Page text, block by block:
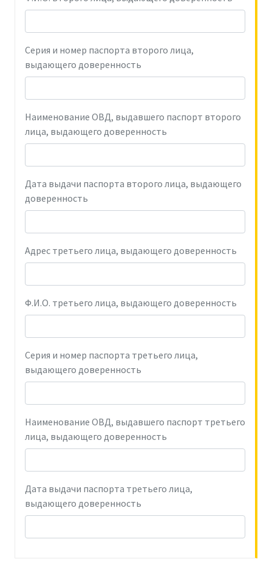
Серия и номер паспорта второго лица,
выдающего доверенность
Наименование ОВД, выдавшего паспорт второго
лица, выдающего доверенность
Дата выдачи паспорта второго лица, выдающего
доверенность
Адрес третьего лица, выдающего доверенность
Ф.И.О. третьего лица, выдающего доверенность
Серия и номер паспорта третьего лица,
выдающего доверенность
Наименование ОВД, выдавшего паспорт третьего
лица, выдающего доверенность
Дата выдачи паспорта третьего лица,
выдающего доверенность